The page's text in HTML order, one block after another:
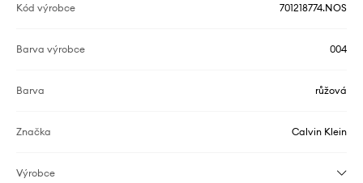
Kód výrobce 701218774.NOS
Barva výrobce 004
Barva růžová
Značka Calvin Klein
Výrobce